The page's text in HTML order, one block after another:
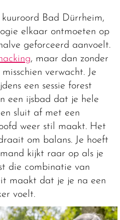
Bad Dürrheim,
elkaar ontmoeten op
geforceerd aanvoelt.
, maar dan zonder
verwacht. Je
een sessie forest
een ijsbad dat je hele
sluit af met een
weer stil maakt. Het
om balans. Je hoeft
kijkt raar op als je
die combinatie van
maakt dat je je na een
voelt.